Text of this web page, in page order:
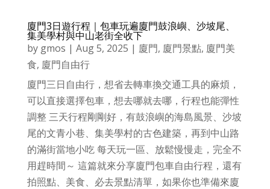
廈門3日遊行程｜包車玩遍廈門鼓浪嶼、沙坡尾、
集美學村與中山老街全收下
by gmos | Aug 5, 2025 | 廈門, 廈門景點, 廈門美
食, 廈門自由行
廈門三日自由行，想省去轉車換交通工具的麻煩，
可以直接選擇包車，想去哪就去哪，行程也能彈性
調整 三天行程剛剛好，有鼓浪嶼的海島風景、沙坡
尾的文青小巷、集美學村的古色建築，再到中山路
的滿街當地小吃 每天玩一區、放鬆慢慢走，完全不
用趕時間～ 這篇就來分享廈門包車自由行程，還有
拍照點、美食、必去景點清單，如果你也準備來廈